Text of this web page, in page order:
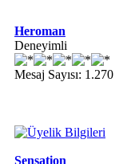
Heroman
Deneyimli
Mesaj Sayısı: 1.270
Sensation